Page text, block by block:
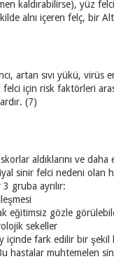
kaldırabilirse), yüz
alnı içeren felç,
artan sıvı yükü, virüs
için risk faktörleri
(7)
aldıklarını ve
sinir felci nedeni
gruba ayrılır:
eğitimsiz gözle
sekeller
içinde fark edilir bir
muhtemelen